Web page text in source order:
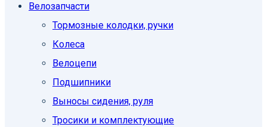
Велозапчасти
Тормозные колодки, ручки
Колеса
Велоцепи
Подшипники
Выносы сидения, руля
Тросики и комплектующие